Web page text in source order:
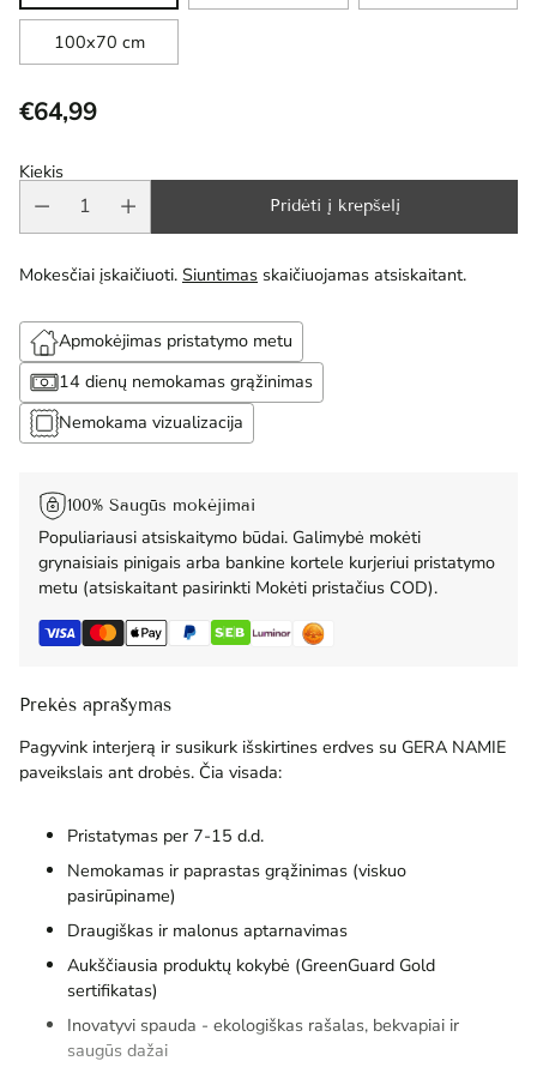
100x70 cm
Reguliari
kaina
€64,99
Kiekis
Pridėti į krepšelį
Mokesčiai įskaičiuoti. Siuntimas skaičiuojamas atsiskaitant.
Apmokėjimas pristatymo metu
14 dienų nemokamas grąžinimas
Nemokama vizualizacija
100% Saugūs mokėjimai
Populiariausi atsiskaitymo būdai. Galimybė mokėti
grynaisiais pinigais arba bankine kortele kurjeriui pristatymo
metu (atsiskaitant pasirinkti Mokėti pristačius COD).
Prekės aprašymas
Pagyvink interjerą ir susikurk išskirtines erdves su GERA NAMIE
paveikslais ant drobės. Čia visada:
Pristatymas per 7-15 d.d.
Nemokamas ir paprastas grąžinimas (viskuo
pasirūpiname)
Draugiškas ir malonus aptarnavimas
Aukščiausia produktų kokybė (GreenGuard Gold
sertifikatas)
Inovatyvi spauda - ekologiškas rašalas, bekvapiai ir
saugūs dažai